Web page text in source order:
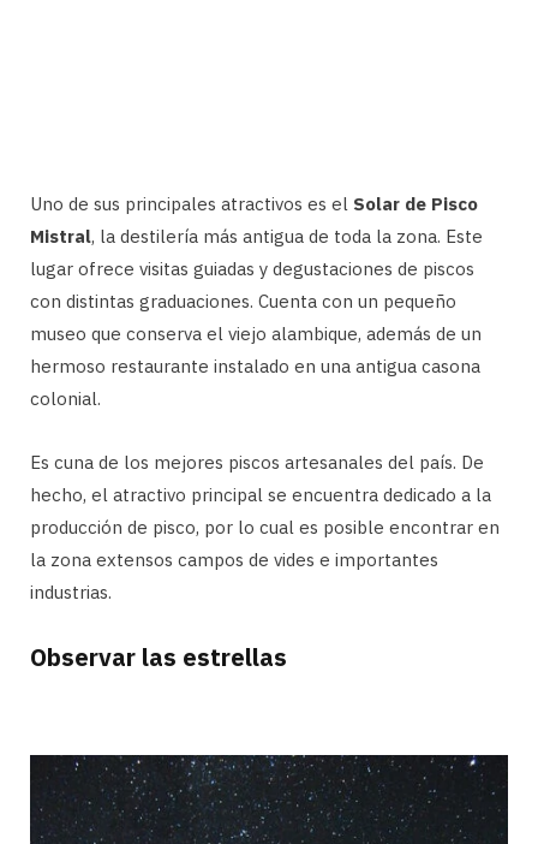
Uno de sus principales atractivos es el Solar de Pisco
Mistral, la destilería más antigua de toda la zona. Este
lugar ofrece visitas guiadas y degustaciones de piscos
con distintas graduaciones. Cuenta con un pequeño
museo que conserva el viejo alambique, además de un
hermoso restaurante instalado en una antigua casona
colonial.
Es cuna de los mejores piscos artesanales del país. De
hecho, el atractivo principal se encuentra dedicado a la
producción de pisco, por lo cual es posible encontrar en
la zona extensos campos de vides e importantes
industrias.
Observar las estrellas